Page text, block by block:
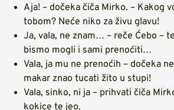
Aja! – dočeka čiča Mirko. – Kakog
tobom? Neće niko za živu glavu!
Ja, vala, ne znam… – reče Ćebo –
bismo mogli i sami prenoćiti…
Vala, ja mu ne prenoćih – dočeka
makar znao tucati žito u stupi!
Vala, sinko, ni ja – prihvati čiča
kokice te jeo.